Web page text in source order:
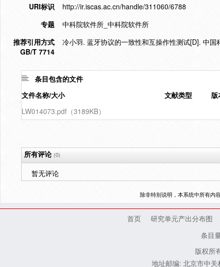
URI标识
http://ir.iscas.ac.cn/handle/311060/6788
专题
中科院软件所_中科院软件所
推荐引用方式
GB/T 7714
冷小羽. 蓝牙协议的一致性和互操作性测试[D]. 中
条目包含的文件
文件名称/大小
文献类型
版
LW014073.pdf（3189KB）
所有评论(0)
暂无评论
除非特别说明，本系统中所有内
首页
研究单元产出分布图
条目
版权所
地址邮编: 北京市中